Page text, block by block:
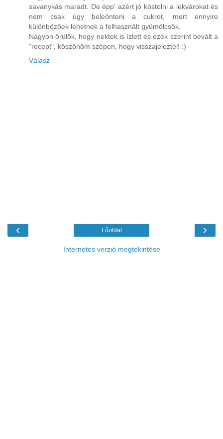
savanykás maradt. De épp' azért jó kóstolni a lekvárokat és
nem csak úgy beleönteni a cukrot, mert ennyire
különbözőek lehetnek a felhasznált gyümölcsök.
Nagyon örülök, hogy nektek is ízlett és ezek szerint bevált a
"recept", köszönöm szépen, hogy visszajeleztél! :)
Válasz
‹ ›
Főoldal
Internetes verzió megtekintése